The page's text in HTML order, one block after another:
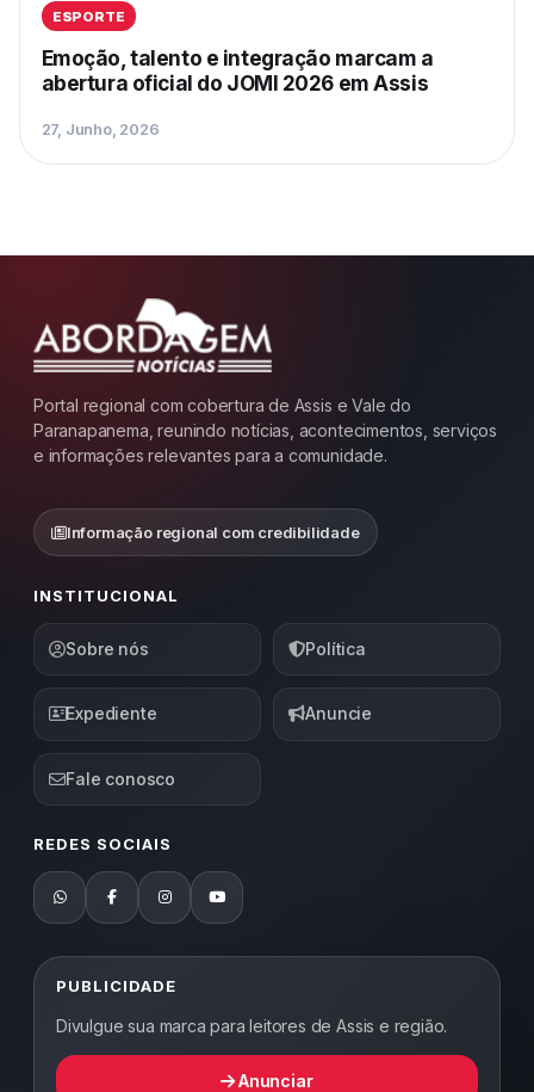
ESPORTE
Emoção, talento e integração marcam a
abertura oficial do JOMI 2026 em Assis
27, Junho, 2026
Portal regional com cobertura de Assis e Vale do
Paranapanema, reunindo notícias, acontecimentos, serviços
e informações relevantes para a comunidade.
Informação regional com credibilidade
INSTITUCIONAL
Sobre nós Política
Expediente Anuncie
Fale conosco
REDES SOCIAIS
PUBLICIDADE
Divulgue sua marca para leitores de Assis e região.
Anunciar